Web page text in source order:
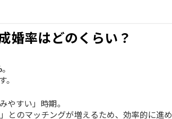
婚率はどのくらい？
。
やすい」時期。
とのマッチングが増えるため、効率的に進め